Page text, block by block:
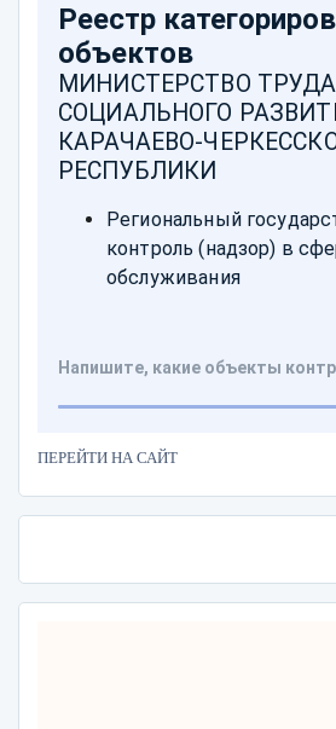
ПЕРЕЙТИ НА САЙТ